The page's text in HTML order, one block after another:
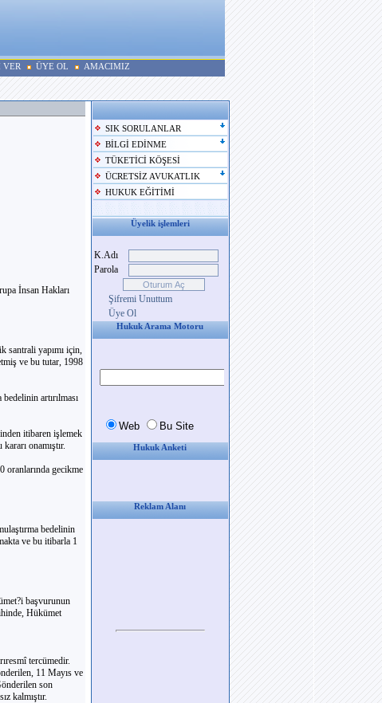
VER ÜYE OL AMACIMIZ
İnsan Hakları
santrali yapımı için,
ve bu tutar, 1998
artırılması
itibaren işlemek
onamıştır.
oranlarında gecikme
bedelinin
ve bu itibarla 1
başvurunun
Hükümet
tercümedir.
11 Mayıs ve
son
kalmıştır.
SIK SORULANLAR
BİLGİ EDİNME
TÜKETİCİ KÖŞESİ
ÜCRETSİZ AVUKATLIK
HUKUK EĞİTİMİ
Üyelik işlemleri
K.Adı
Parola
Şifremi Unuttum
Üye Ol
Hukuk Arama Motoru
Hukuk Anketi
Reklam Alanı